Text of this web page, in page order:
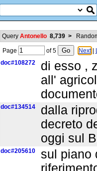
Query Antonello 8,739 >
Page of5 Next|
doc#108272
di esso ,
all'
doc#134514
dalla
decreto
oggi sul
doc#205610
sul piano